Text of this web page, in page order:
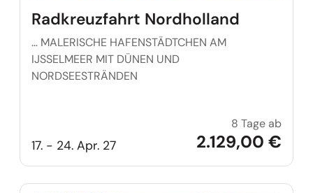
Radkreuzfahrt Nordholland
… MALERISCHE HAFENSTÄDTCHEN AM
IJSSELMEER MIT DÜNEN UND
NORDSEESTRÄNDEN
17. - 24. Apr. 27
8 Tage ab
2.129,00 €